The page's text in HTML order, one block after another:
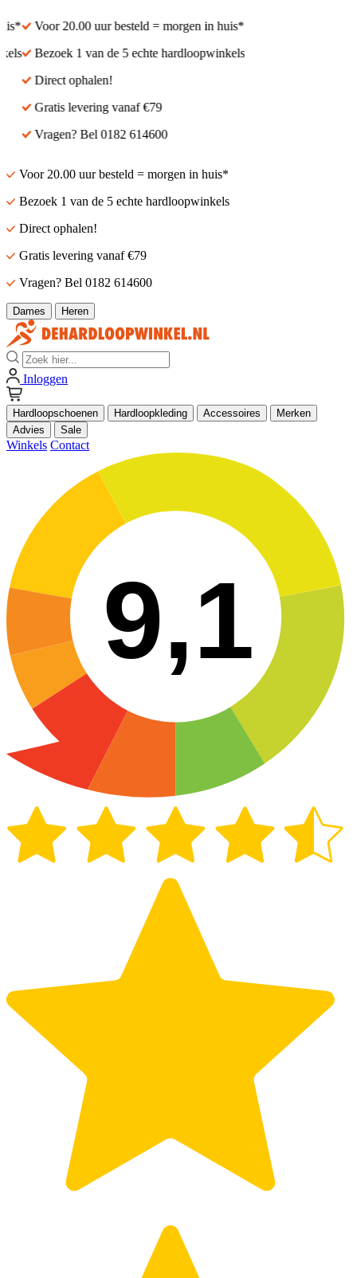
Voor 20.00 uur besteld = morgen in huis*
Bezoek 1 van de 5 echte hardloopwinkels
Direct ophalen!
Gratis levering vanaf €79
Vragen? Bel 0182 614600
Voor 20.00 uur besteld = morgen in huis*
Bezoek 1 van de 5 echte hardloopwinkels
Direct ophalen!
Gratis levering vanaf €79
Vragen? Bel 0182 614600
Dames Heren
Zoek
Inloggen
Hardloopschoenen Hardloopkleding Accessoires
Merken
Advies
Sale
Winkels Contact
9,1